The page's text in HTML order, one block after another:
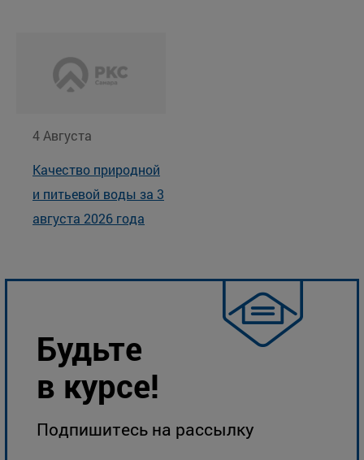
Будьте
в курсе!
Подпишитесь на рассылку
4 Августа
Качество природной
и питьевой воды за 3
августа 2026 года